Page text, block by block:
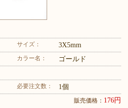
サイズ： 3X5mm
カラー名： ゴールド
必要注文数： 1個
販売価格： 176円